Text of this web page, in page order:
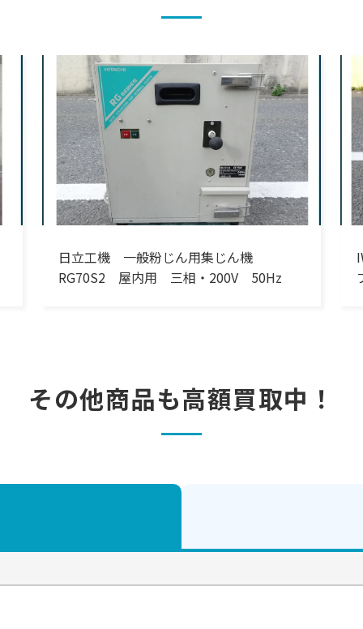
日立工機 一般粉じん用集じん機
RG70S2 屋内用 三相・200V 50Hz
その他商品も高額買取中！